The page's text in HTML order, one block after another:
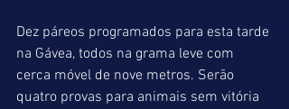
Dez páreos programados para esta tarde
na Gávea, todos na grama leve com
cerca móvel de nove metros. Serão
quatro provas para animais sem vitória